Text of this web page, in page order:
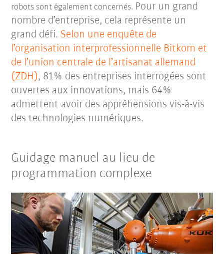
robots sont également concernés. Pour un grand
nombre d’entreprise, cela représente un
grand défi. Selon une enquête de
l’organisation interprofessionnelle Bitkom et
de l’union centrale de l’artisanat allemand
(ZDH), 81% des entreprises interrogées sont
ouvertes aux innovations, mais 64%
admettent avoir des appréhensions vis-à-vis
des technologies numériques.
Guidage manuel au lieu de
programmation complexe